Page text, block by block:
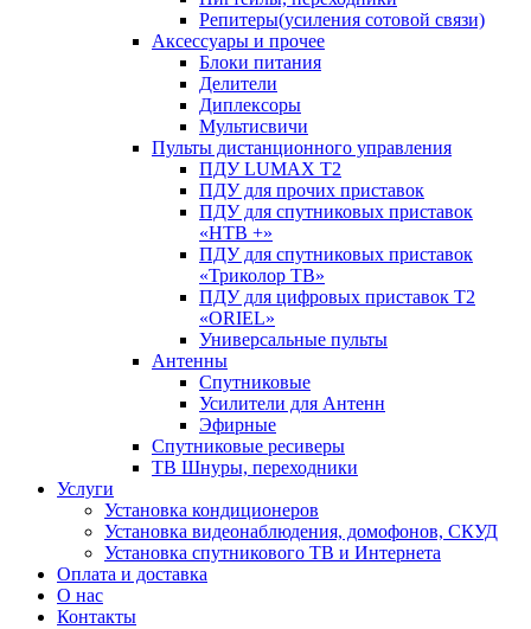
Репитеры(усиления сотовой связи)
Аксессуары и прочее
Блоки питания
Делители
Диплексоры
Мультисвичи
Пульты дистанционного управления
ПДУ LUMAX Т2
ПДУ для прочих приставок
ПДУ для спутниковых приставок
«НТВ +»
ПДУ для спутниковых приставок
«Триколор ТВ»
ПДУ для цифровых приставок Т2
«ORIEL»
Универсальные пульты
Антенны
Спутниковые
Усилители для Антенн
Эфирные
Спутниковые ресиверы
ТВ Шнуры, переходники
Услуги
Установка кондиционеров
Установка видеонаблюдения, домофонов, СКУД
Установка спутникового ТВ и Интернета
Оплата и доставка
О нас
Контакты